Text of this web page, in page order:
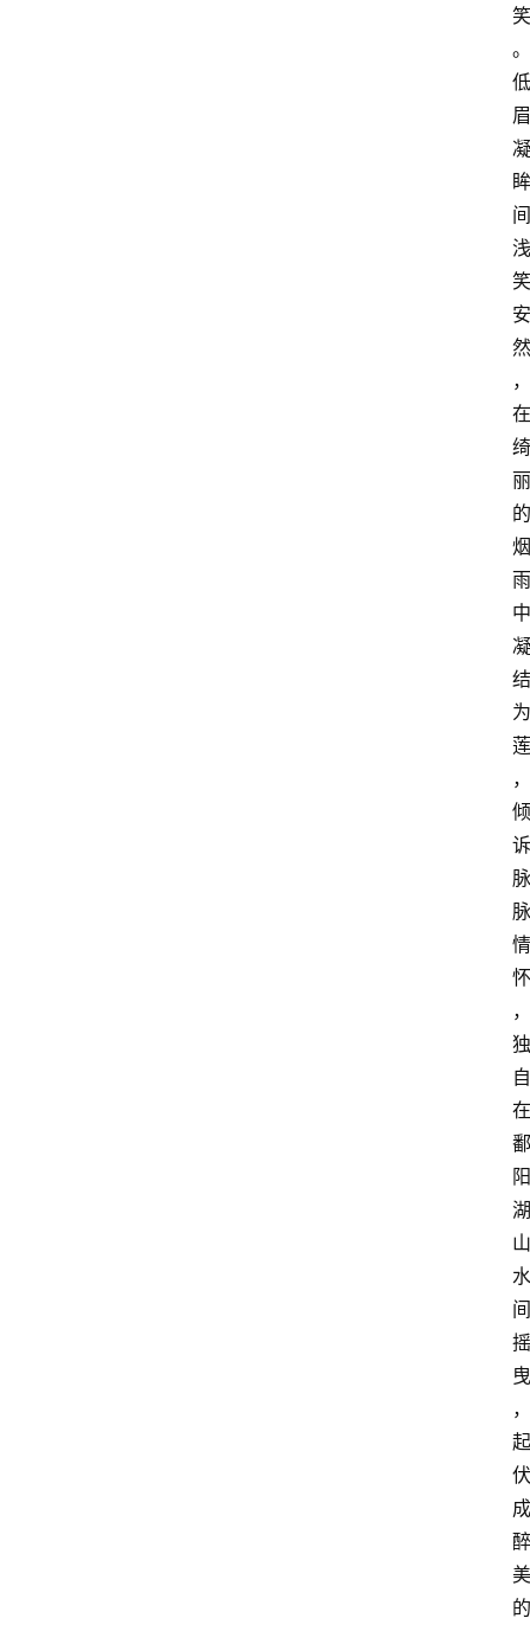
笑
。
低
眉
凝
眸
间
浅
笑
安
然
，
在
绮
丽
的
烟
雨
中
凝
结
为
莲
，
倾
诉
脉
脉
情
怀
，
独
自
在
鄱
阳
湖
山
水
间
摇
曳
，
起
伏
成
醉
美
的